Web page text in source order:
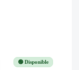
🟢 Disponible